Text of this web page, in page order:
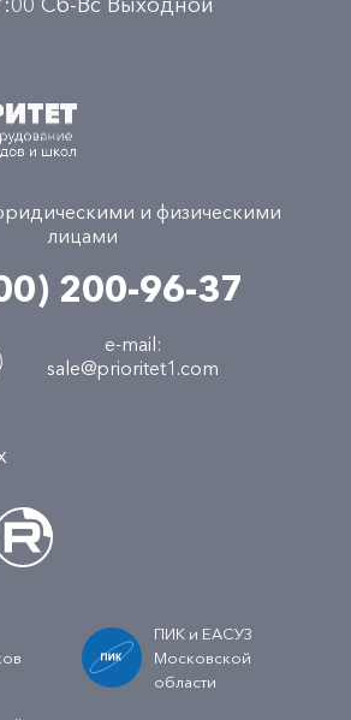
и физическими
лицами
200-96-37
e-mail:
sale@prioritet1.com
ПИК и ЕАСУЗ
Московской
области